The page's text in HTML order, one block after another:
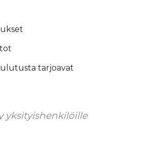
tarjoavat
yksityishenkilöille